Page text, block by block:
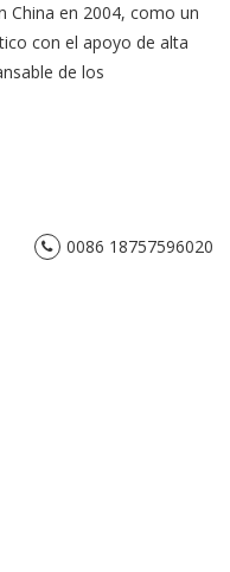
China en 2004, como un
con el apoyo de alta
de los
0086 18757596020